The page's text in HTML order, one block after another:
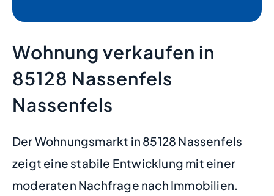
Wohnung verkaufen in
85128 Nassenfels
Nassenfels
Der Wohnungsmarkt in 85128 Nassenfels
zeigt eine stabile Entwicklung mit einer
moderaten Nachfrage nach Immobilien.